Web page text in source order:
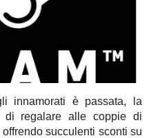
innamorati è passata, la
di regalare alle coppie di
succulenti sconti su